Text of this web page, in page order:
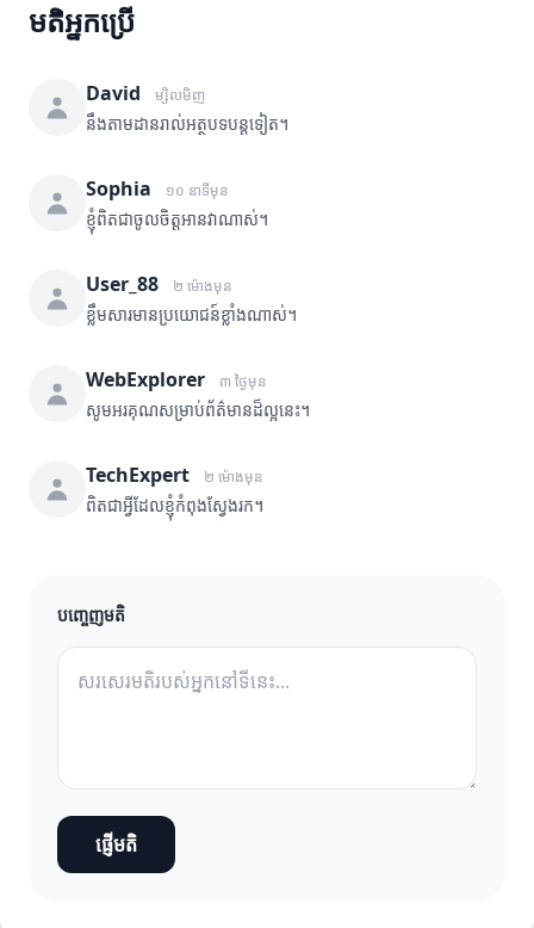
មតិអ្នកប្រើ
David ម្សិលមិញ
នឹងតាមដានរាល់អត្ថបទបន្តទៀត។
Sophia ១០ នាទីមុន
ខ្ញុំពិតជាចូលចិត្តអានវាណាស់។
User_88 ២ ម៉ោងមុន
ខ្លឹមសារមានប្រយោជន៍ខ្លាំងណាស់។
WebExplorer ៣ ថ្ងៃមុន
សូមអរគុណសម្រាប់ព័ត៌មានដ៏ល្អនេះ។
TechExpert ២ ម៉ោងមុន
ពិតជាអ្វីដែលខ្ញុំកំពុងស្វែងរក។
បញ្ចេញមតិ
ផ្ញើមតិ